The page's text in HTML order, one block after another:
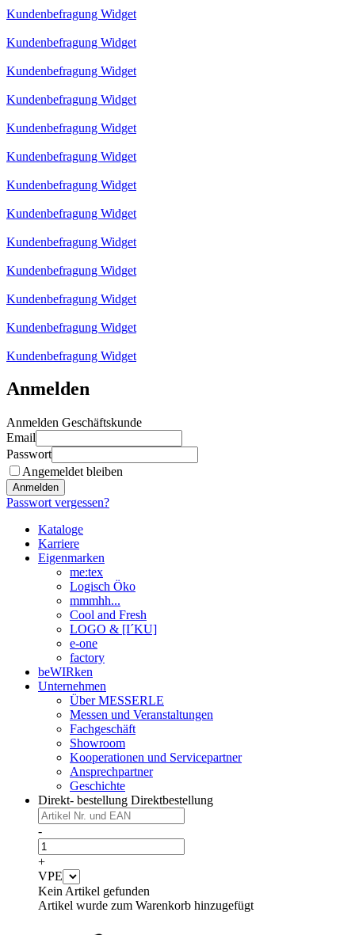
Kundenbefragung Widget
Kundenbefragung Widget
Kundenbefragung Widget
Kundenbefragung Widget
Kundenbefragung Widget
Kundenbefragung Widget
Kundenbefragung Widget
Kundenbefragung Widget
Kundenbefragung Widget
Kundenbefragung Widget
Kundenbefragung Widget
Kundenbefragung Widget
Kundenbefragung Widget
Anmelden
Anmelden Geschäftskunde
Email
Passwort
Angemeldet bleiben
Anmelden
Passwort vergessen?
Kataloge
Karriere
Eigenmarken
me:tex
Logisch Öko
mmmhh...
Cool and Fresh
LOGO & [I´KU]
e-one
factory
beWIRken
Unternehmen
Über MESSERLE
Messen und Veranstaltungen
Fachgeschäft
Showroom
Kooperationen und Servicepartner
Ansprechpartner
Geschichte
Direkt- bestellung Direktbestellung
-
+
VPE
Kein Artikel gefunden
Artikel wurde zum Warenkorb hinzugefügt